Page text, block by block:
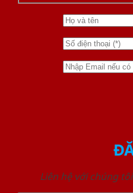
Liên hệ với chúng